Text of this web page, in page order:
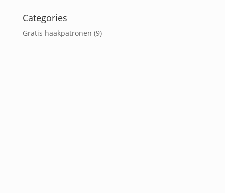
Categories
Gratis haakpatronen (9)